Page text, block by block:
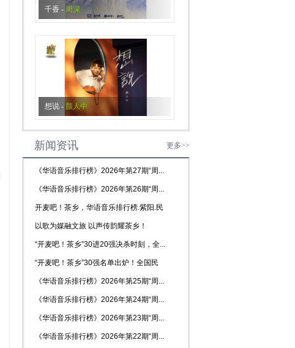
千香 - 周深
想说 - 颜人中
新闻资讯 更多>>
《华语音乐排行榜》2026年第27期“周...
《华语音乐排行榜》2026年第26期“周...
开麦吧！茶乡，华语音乐排行榜.紫阳.民
歌...
以歌为媒融文旅 以声传韵耀茶乡！
2026...
“开麦吧！茶乡”30进20强决杀时刻，全...
“开麦吧！茶乡”30强名单出炉！全国民
歌...
《华语音乐排行榜》2026年第25期“周...
《华语音乐排行榜》2026年第24期“周...
《华语音乐排行榜》2026年第23期“周...
《华语音乐排行榜》2026年第22期“周...